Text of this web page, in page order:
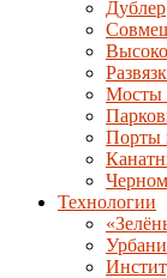
Дублер
Мосты
Порты
Технологии